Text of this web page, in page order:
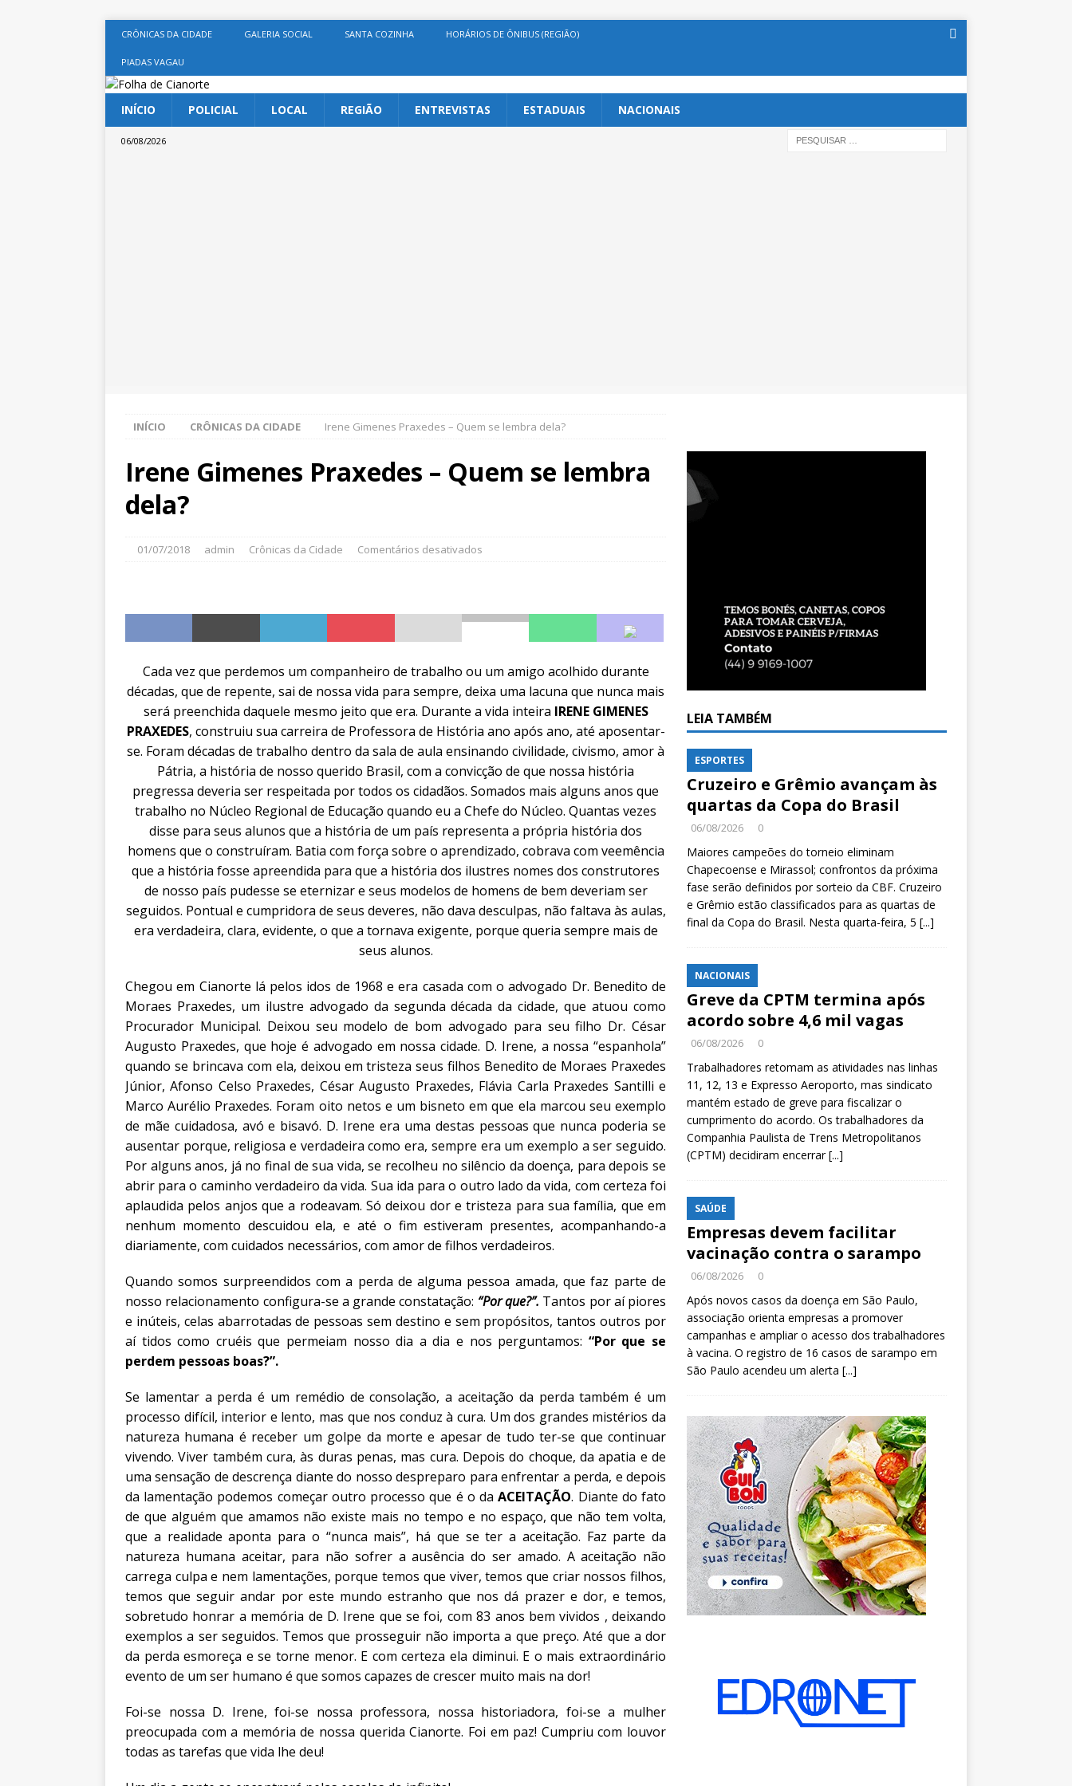
CRÔNICAS DA CIDADE GALERIA SOCIAL SANTA COZINHA HORÁRIOS DE ÔNIBUS (REGIÃO)
PIADAS VAGAU
INÍCIO POLICIAL LOCAL REGIÃO ENTREVISTAS ESTADUAIS NACIONAIS
06/08/2026
INÍCIO CRÔNICAS DA CIDADE Irene Gimenes Praxedes – Quem se lembra dela?
Irene Gimenes Praxedes – Quem se lembra
dela?
01/07/2018 admin Crônicas da Cidade Comentários desativados
Cada vez que perdemos um companheiro de trabalho ou um amigo acolhido durante
décadas, que de repente, sai de nossa vida para sempre, deixa uma lacuna que nunca mais
será preenchida daquele mesmo jeito que era. Durante a vida inteira IRENE GIMENES
PRAXEDES, construiu sua carreira de Professora de História ano após ano, até aposentar-
se. Foram décadas de trabalho dentro da sala de aula ensinando civilidade, civismo, amor à
Pátria, a história de nosso querido Brasil, com a convicção de que nossa história
pregressa deveria ser respeitada por todos os cidadãos. Somados mais alguns anos que
trabalho no Núcleo Regional de Educação quando eu a Chefe do Núcleo. Quantas vezes
disse para seus alunos que a história de um país representa a própria história dos
homens que o construíram. Batia com força sobre o aprendizado, cobrava com veemência
que a história fosse apreendida para que a história dos ilustres nomes dos construtores
de nosso país pudesse se eternizar e seus modelos de homens de bem deveriam ser
seguidos. Pontual e cumpridora de seus deveres, não dava desculpas, não faltava às aulas,
era verdadeira, clara, evidente, o que a tornava exigente, porque queria sempre mais de
seus alunos.
Chegou em Cianorte lá pelos idos de 1968 e era casada com o advogado Dr. Benedito de
Moraes Praxedes, um ilustre advogado da segunda década da cidade, que atuou como
Procurador Municipal. Deixou seu modelo de bom advogado para seu filho Dr. César
Augusto Praxedes, que hoje é advogado em nossa cidade. D. Irene, a nossa “espanhola”
quando se brincava com ela, deixou em tristeza seus filhos Benedito de Moraes Praxedes
Júnior, Afonso Celso Praxedes, César Augusto Praxedes, Flávia Carla Praxedes Santilli e
Marco Aurélio Praxedes. Foram oito netos e um bisneto em que ela marcou seu exemplo
de mãe cuidadosa, avó e bisavó. D. Irene era uma destas pessoas que nunca poderia se
ausentar porque, religiosa e verdadeira como era, sempre era um exemplo a ser seguido.
Por alguns anos, já no final de sua vida, se recolheu no silêncio da doença, para depois se
abrir para o caminho verdadeiro da vida. Sua ida para o outro lado da vida, com certeza foi
aplaudida pelos anjos que a rodeavam. Só deixou dor e tristeza para sua família, que em
nenhum momento descuidou ela, e até o fim estiveram presentes, acompanhando-a
diariamente, com cuidados necessários, com amor de filhos verdadeiros.
Quando somos surpreendidos com a perda de alguma pessoa amada, que faz parte de
nosso relacionamento configura-se a grande constatação: “Por que?”. Tantos por aí piores
e inúteis, celas abarrotadas de pessoas sem destino e sem propósitos, tantos outros por
aí tidos como cruéis que permeiam nosso dia a dia e nos perguntamos: “Por que se
perdem pessoas boas?”.
Se lamentar a perda é um remédio de consolação, a aceitação da perda também é um
processo difícil, interior e lento, mas que nos conduz à cura. Um dos grandes mistérios da
natureza humana é receber um golpe da morte e apesar de tudo ter-se que continuar
vivendo. Viver também cura, às duras penas, mas cura. Depois do choque, da apatia e de
uma sensação de descrença diante do nosso despreparo para enfrentar a perda, e depois
da lamentação podemos começar outro processo que é o daACEITAÇÃO. Diante do fato
de que alguém que amamos não existe mais no tempo e no espaço, que não tem volta,
que a realidade aponta para o “nunca mais”, há que se ter a aceitação. Faz parte da
natureza humana aceitar, para não sofrer a ausência do ser amado. A aceitação não
carrega culpa e nem lamentações, porque temos que viver, temos que criar nossos filhos,
temos que seguir andar por este mundo estranho que nos dá prazer e dor, e temos,
sobretudo honrar a memória de D. Irene que se foi, com 83 anos bem vividos , deixando
exemplos a ser seguidos. Temos que prosseguir não importa a que preço. Até que a dor
da perda esmoreça e se torne menor. E com certeza ela diminui. E o mais extraordinário
evento de um ser humano é que somos capazes de crescer muito mais na dor!
Foi-se nossa D. Irene, foi-se nossa professora, nossa historiadora, foi-se a mulher
preocupada com a memória de nossa querida Cianorte. Foi em paz! Cumpriu com louvor
todas as tarefas que vida lhe deu!
LEIA TAMBÉM
ESPORTES
Cruzeiro e Grêmio avançam às
quartas da Copa do Brasil
06/08/2026 0
Maiores campeões do torneio eliminam
Chapecoense e Mirassol; confrontos da próxima
fase serão definidos por sorteio da CBF. Cruzeiro
e Grêmio estão classificados para as quartas de
final da Copa do Brasil. Nesta quarta-feira, 5 [...]
NACIONAIS
Greve da CPTM termina após
acordo sobre 4,6 mil vagas
06/08/2026 0
Trabalhadores retomam as atividades nas linhas
11, 12, 13 e Expresso Aeroporto, mas sindicato
mantém estado de greve para fiscalizar o
cumprimento do acordo. Os trabalhadores da
Companhia Paulista de Trens Metropolitanos
(CPTM) decidiram encerrar[...]
SAÚDE
Empresas devem facilitar
vacinação contra o sarampo
06/08/2026 0
Após novos casos da doença em São Paulo,
associação orienta empresas a promover
campanhas e ampliar o acesso dos trabalhadores
à vacina. O registro de 16 casos de sarampo em
São Paulo acendeu um alerta [...]